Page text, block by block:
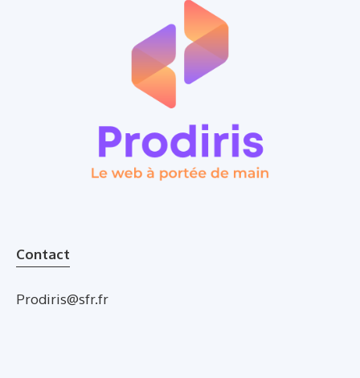
Contact
Prodiris@sfr.fr